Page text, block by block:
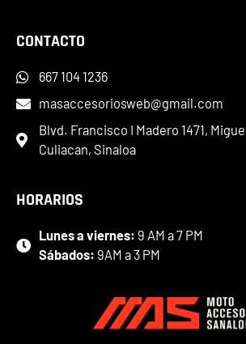
CONTACTO
667 104 1236
masaccesoriosweb@gmail.com
Blvd. Francisco I Madero 1471,
Culiacan, Sinaloa
HORARIOS
Lunes a viernes: 9 AM a 7 PM
Sábados: 9AM a 3 PM